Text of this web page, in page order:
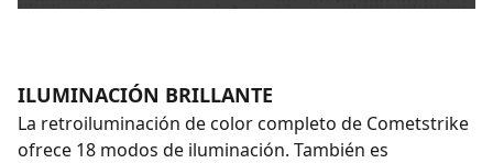
ILUMINACIÓN BRILLANTE
La retroiluminación de color completo de Cometstrike
ofrece 18 modos de iluminación. También es